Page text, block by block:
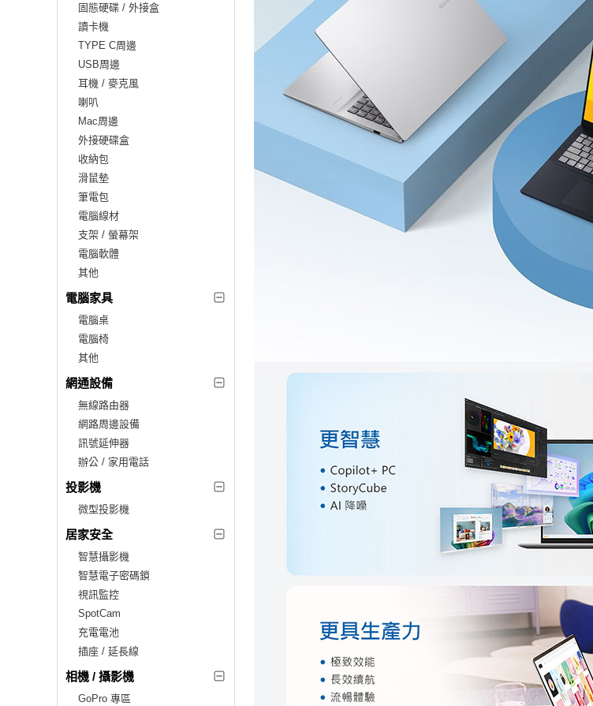
固態硬碟 / 外接盒
讀卡機
TYPE C周邊
USB周邊
耳機 / 麥克風
喇叭
Mac周邊
外接硬碟盒
收納包
滑鼠墊
筆電包
電腦線材
支架 / 螢幕架
電腦軟體
其他
電腦家具
電腦桌
電腦椅
其他
網通設備
無線路由器
網路周邊設備
訊號延伸器
辦公 / 家用電話
投影機
微型投影機
居家安全
智慧攝影機
智慧電子密碼鎖
視訊監控
SpotCam
充電電池
插座 / 延長線
相機 / 攝影機
GoPro 專區